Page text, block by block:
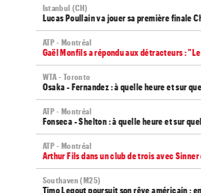
Istanbul (CH)
Lucas Poullain va jouer sa première finale
ATP - Montréal
Gaël Monfils a répondu aux détracteurs :
WTA - Toronto
Osaka - Fernandez : à quelle heure et sur
ATP - Montréal
Fonseca - Shelton : à quelle heure et sur
ATP - Montréal
Arthur Fils dans un club de trois avec
Southaven (M25)
Timo Legout poursuit son rêve américain :